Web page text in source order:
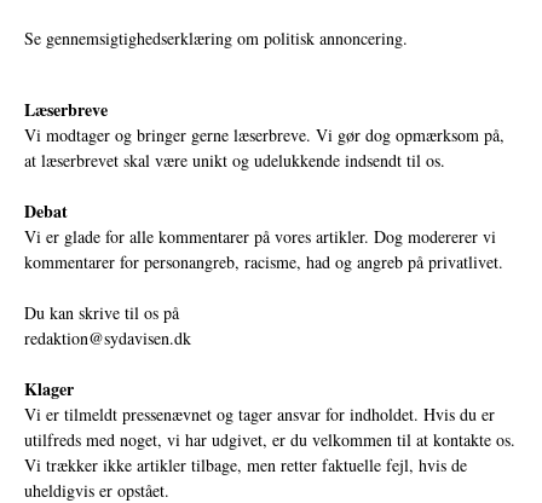
Se gennemsigtighedserklæring om politisk annoncering.
Læserbreve
Vi modtager og bringer gerne læserbreve. Vi gør dog opmærksom på,
at læserbrevet skal være unikt og udelukkende indsendt til os.
Debat
Vi er glade for alle kommentarer på vores artikler. Dog modererer vi
kommentarer for personangreb, racisme, had og angreb på privatlivet.
Du kan skrive til os på
redaktion@sydavisen.dk
Klager
Vi er tilmeldt pressenævnet og tager ansvar for indholdet. Hvis du er
utilfreds med noget, vi har udgivet, er du velkommen til at kontakte os.
Vi trækker ikke artikler tilbage, men retter faktuelle fejl, hvis de
uheldigvis er opstået.